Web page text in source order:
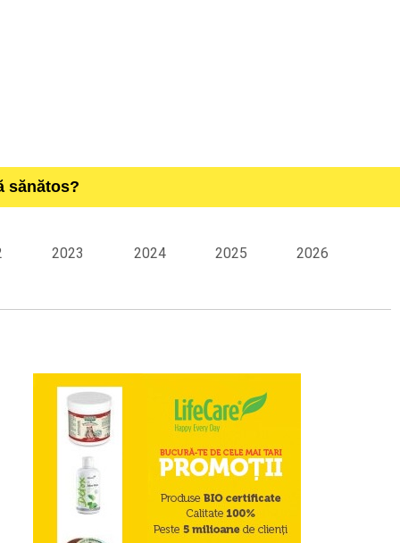
sănătos?
2023 2024 2025 2026